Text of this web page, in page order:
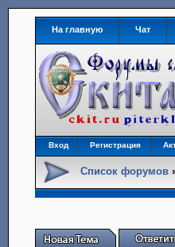
На главную Чат
Вход Регистрация
Список форумов